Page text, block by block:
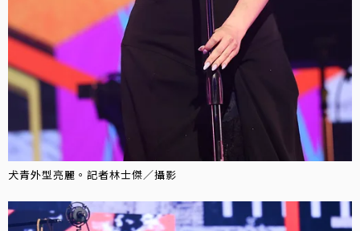
犬青外型亮麗。記者林士傑／攝影